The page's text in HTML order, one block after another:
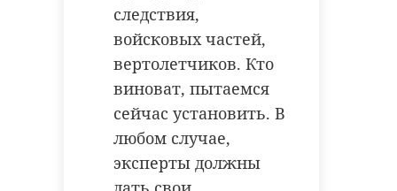
следствия,
войсковых частей,
вертолетчиков. Кто
виноват, пытаемся
сейчас установить. В
любом случае,
эксперты должны